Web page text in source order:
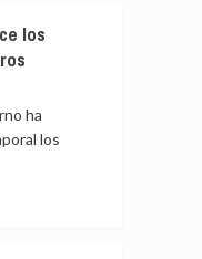
los
ha
los